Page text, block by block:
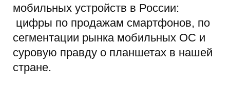
мобильных устройств в России:
цифры по продажам смартфонов, по
сегментации рынка мобильных ОС и
суровую правду о планшетах в нашей
стране.